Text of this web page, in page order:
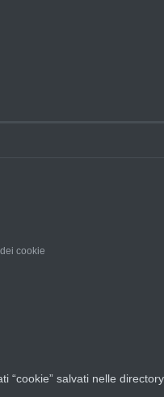
cookie
“cookie” salvati nelle directory